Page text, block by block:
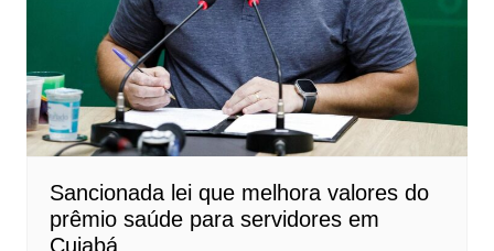
Sancionada lei que melhora valores do
prêmio saúde para servidores em
Cuiabá